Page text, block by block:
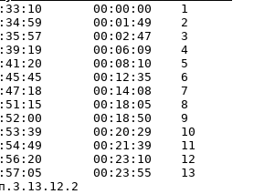
00:33:10       00:00:00    1
00:34:59       00:01:49    2
00:35:57       00:02:47    3
00:39:19       00:06:09    4
00:41:20       00:08:10    5
00:45:45       00:12:35    6
00:14:08    7
00:51:15       00:18:05    8
00:52:00       00:18:50    9
00:20:29    10
00:54:49       00:21:39    11
00:56:20       00:23:10    12
00:23:55    13
652    п.п.3.13.12.2